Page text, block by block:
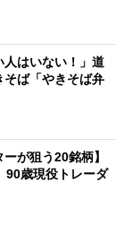
人はいない！」道
そば「やきそば弁
ーが狙う20銘柄】
90歳現役トレーダ